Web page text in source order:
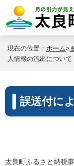
現在の位置： ホーム>
人情報の流出について
誤送付に
太良町ふるさと納税